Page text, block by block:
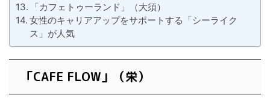
「カフェトゥーランド」（大須）
女性のキャリアアップをサポートする「シーライク
ス」が人気
「CAFE FLOW」（栄）